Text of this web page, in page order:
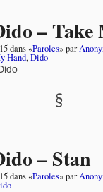
–
dans «Paroles» par
Hand,Dido
– Stan
dans «Paroles» par